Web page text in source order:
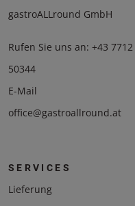
gastroALLround GmbH
Rufen Sie uns an: +43 7712
50344
E-Mail
office@gastroallround.at
SERVICES
Lieferung